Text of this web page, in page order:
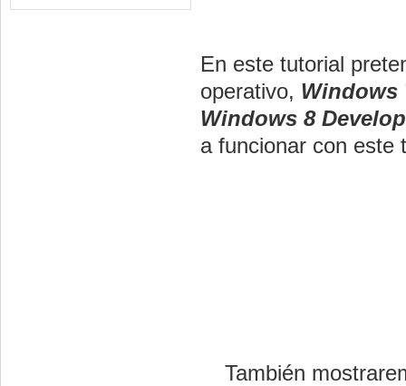
En este tutorial
operativo, Windows
Windows 8
a funcionar con este
También